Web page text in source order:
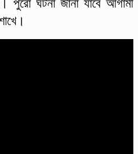
ঘটনা জানা যাবে আগামী